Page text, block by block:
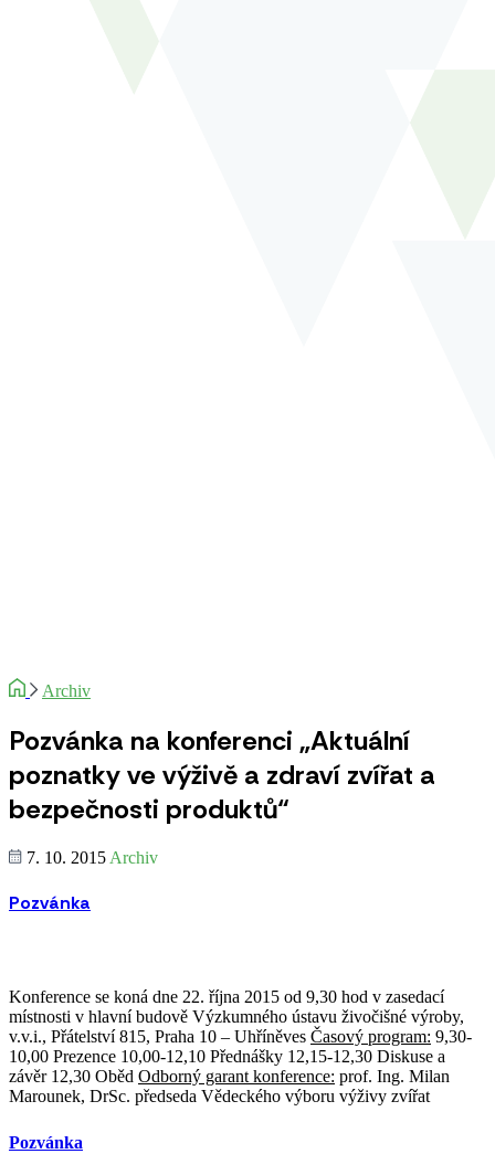
Archiv
Pozvánka na konferenci „Aktuální
poznatky ve výživě a zdraví zvířat a
bezpečnosti produktů“
7. 10. 2015 Archiv
Pozvánka
Konference se koná dne 22. října 2015 od 9,30 hod v zasedací
místnosti v hlavní budově Výzkumného ústavu živočišné výroby,
v.v.i., Přátelství 815, Praha 10 – Uhříněves Časový program: 9,30-
10,00 Prezence 10,00-12,10 Přednášky 12,15-12,30 Diskuse a
závěr 12,30 Oběd Odborný garant konference: prof. Ing. Milan
Marounek, DrSc. předseda Vědeckého výboru výživy zvířat
Pozvánka